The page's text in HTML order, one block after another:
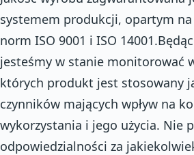
systemem produkcji, opartym
norm ISO 9001 i ISO
jesteśmy w stanie monitorować
których produkt jest stosowany
czynników mających wpływ na
wykorzystania i jego użycia. Nie
odpowiedzialności za